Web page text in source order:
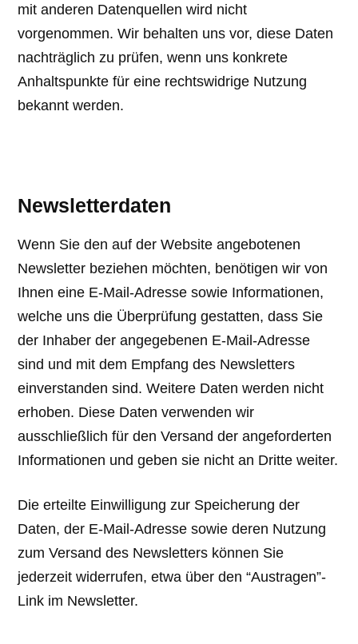
mit anderen Datenquellen wird nicht
vorgenommen. Wir behalten uns vor, diese Daten
nachträglich zu prüfen, wenn uns konkrete
Anhaltspunkte für eine rechtswidrige Nutzung
bekannt werden.
Newsletterdaten
Wenn Sie den auf der Website angebotenen
Newsletter beziehen möchten, benötigen wir von
Ihnen eine E-Mail-Adresse sowie Informationen,
welche uns die Überprüfung gestatten, dass Sie
der Inhaber der angegebenen E-Mail-Adresse
sind und mit dem Empfang des Newsletters
einverstanden sind. Weitere Daten werden nicht
erhoben. Diese Daten verwenden wir
ausschließlich für den Versand der angeforderten
Informationen und geben sie nicht an Dritte weiter.
Die erteilte Einwilligung zur Speicherung der
Daten, der E-Mail-Adresse sowie deren Nutzung
zum Versand des Newsletters können Sie
jederzeit widerrufen, etwa über den “Austragen”-
Link im Newsletter.